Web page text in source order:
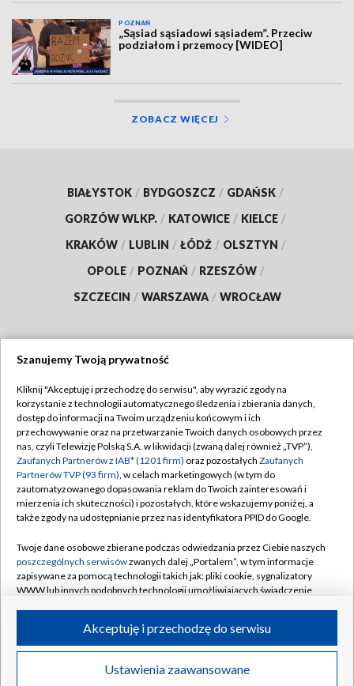
POZNAŃ
„Sąsiad sąsiadowi sąsiadem”. Przeciw
podziałom i przemocy [WIDEO]
ZOBACZ WIĘCEJ
BIAŁYSTOK / BYDGOSZCZ / GDAŃSK /
GORZÓW WLKP. / KATOWICE / KIELCE /
KRAKÓW / LUBLIN / ŁÓDŹ / OLSZTYN /
OPOLE / POZNAŃ / RZESZÓW /
SZCZECIN / WARSZAWA / WROCŁAW
TVP
Abonament TVP
Emisja w TVP
Centrum informacji TVP
Naziemna Telewizja Cyfrowa
Rada Programowa
System NOS
Informacje o nadawcy
Program dla prasy
Regulamin TVP
Polityka prywatności
Moje zgody
Pomoc
Kontakt
Kanały
©2026 Telewizja Polska S.A. w likwidacji
Szanujemy Twoją prywatność
Kliknij "Akceptuję i przechodzę do serwisu", aby wyrazić zgody na
korzystanie z technologii automatycznego śledzenia i zbierania danych,
dostęp do informacji na Twoim urządzeniu końcowym i ich
przechowywanie oraz na przetwarzanie Twoich danych osobowych przez
nas, czyli Telewizję Polską S.A. w likwidacji (zwaną dalej również „TVP”),
Zaufanych Partnerów z IAB* (1201 firm) oraz pozostałych Zaufanych
Partnerów TVP (93 firm), w celach marketingowych (w tym do
zautomatyzowanego dopasowania reklam do Twoich zainteresowań i
mierzenia ich skuteczności) i pozostałych, które wskazujemy poniżej, a
także zgody na udostępnianie przez nas identyfikatora PPID do Google.
Twoje dane osobowe zbierane podczas odwiedzania przez Ciebie naszych
poszczególnych serwisówzwanych dalej „Portalem”, w tym informacje
zapisywane za pomocą technologii takich jak: pliki cookie, sygnalizatory
WWW lub innych podobnych technologii umożliwiających świadczenie
ruchu w Internecie.
Twoje dane osobowe zbierane podczas odwiedzania przez Ciebie
poszczególnych serwisówna Portalu, takie jak adresy IP, identyfikatory
Ustawienia zaawansowane
Akceptuję i przechodzę do serwisu